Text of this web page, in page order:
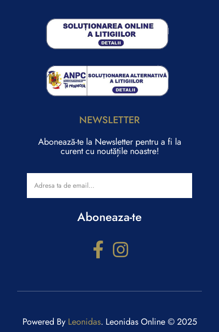
NEWSLETTER
Abonează-te la Newsletter pentru a fi la
curent cu noutățile noastre!
Aboneaza-te
Powered By Leonidas. Leonidas Online © 2025
Răspunde la câteva întrebări și primești recomandări